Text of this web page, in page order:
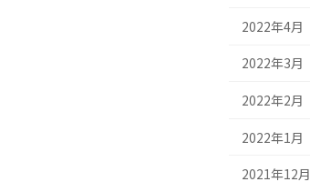
2022年4月
2022年3月
2022年2月
2022年1月
2021年12月